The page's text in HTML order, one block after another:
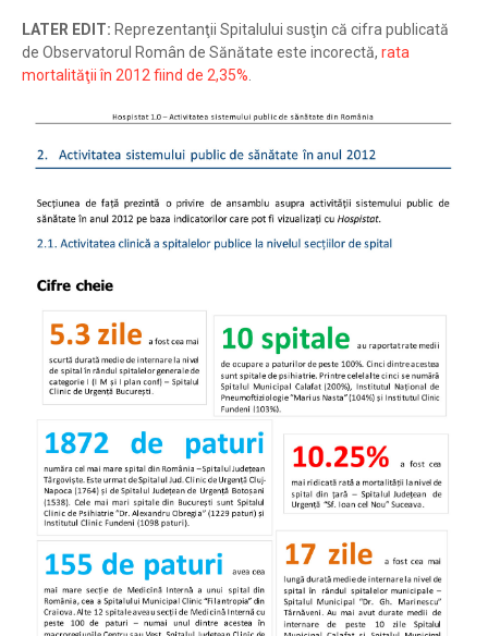
LATER EDIT: Reprezentanţii Spitalului susţin că cifra publicată
de Observatorul Român de Sănătate este incorectă, rata
mortalităţii în 2012 fiind de 2,35%